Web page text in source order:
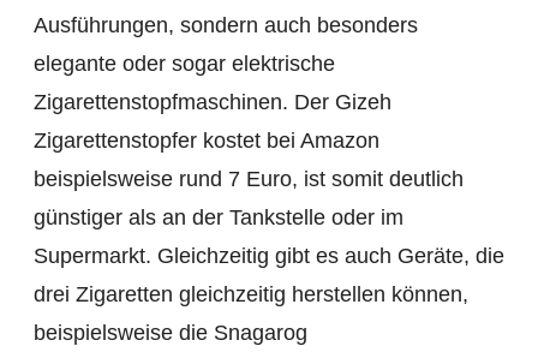
Ausführungen, sondern auch besonders
elegante oder sogar elektrische
Zigarettenstopfmaschinen. Der Gizeh
Zigarettenstopfer kostet bei Amazon
beispielsweise rund 7 Euro, ist somit deutlich
günstiger als an der Tankstelle oder im
Supermarkt. Gleichzeitig gibt es auch Geräte, die
drei Zigaretten gleichzeitig herstellen können,
beispielsweise die Snagarog